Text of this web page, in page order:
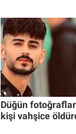
Düğün
kişi vahşice